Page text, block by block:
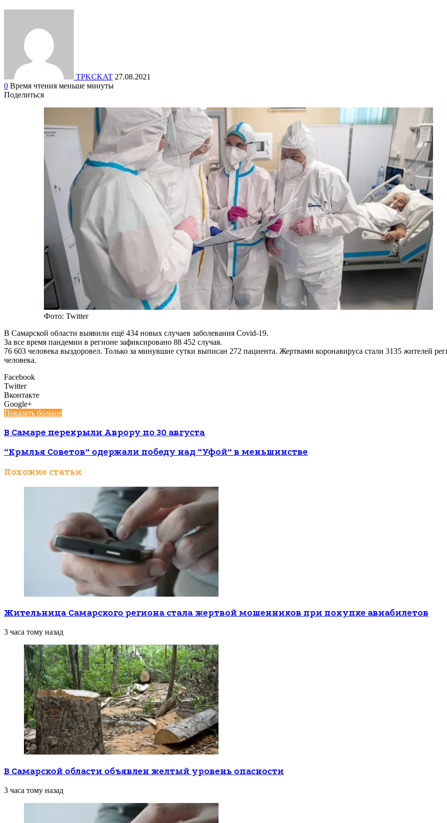
TPKCKAT 27.08.2021
0 Время чтения меньше минуты
Поделиться
Фото: Twitter
В Самарской области выявили ещё 434 новых случаев заболевания Covid-19.
За все время пандемии в регионе зафиксировано 88 452 случая.
76 603 человека выздоровел. Только за минувшие сутки выписан 272 пациента. Жертвами коронавируса стали 3135 жителей
человека.
Facebook
Twitter
Вконтакте
Google+
Показать больше
В Самаре перекрыли Аврору по 30 августа
“Крылья Советов” одержали победу над “Уфой” в меньшинстве
Похожие статьи
Жительница Самарского региона стала жертвой мошенников при покупке авиабилетов
3 часа тому назад
В Самарской области объявлен желтый уровень опасности
3 часа тому назад